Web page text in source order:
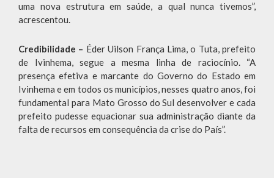
uma nova estrutura em saúde, a qual nunca tivemos”,
acrescentou.
Credibilidade – Éder Uilson França Lima, o Tuta, prefeito
de Ivinhema, segue a mesma linha de raciocínio. “A
presença efetiva e marcante do Governo do Estado em
Ivinhema e em todos os municípios, nesses quatro anos, foi
fundamental para Mato Grosso do Sul desenvolver e cada
prefeito pudesse equacionar sua administração diante da
falta de recursos em consequência da crise do País”.